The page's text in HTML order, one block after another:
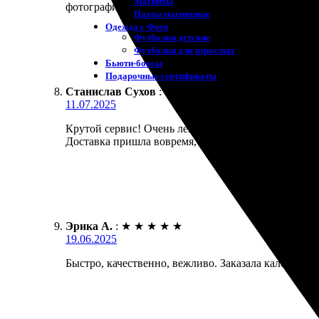
Пазлы магнитные
Одежда с Фото
Футболки детские
Футболки для взрослых
Бьюти-боксы
Подарочные сертификаты
фотографии.
Станислав Сухов : ★
11.07.2025
Крутой сервис! Очень легко оформил заказ на
Доставка пришла вовремя, упаковка аккуратная.
Эрика А. : ★ ★ ★ ★ ★
19.06.2025
Быстро, качественно, вежливо. Заказала